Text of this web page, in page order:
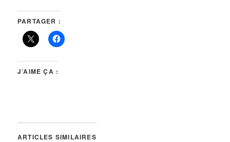
PARTAGER :
J’AIME ÇA :
ARTICLES SIMILAIRES